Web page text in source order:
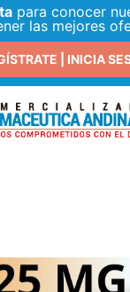
para conocer
las mejores
| INICIA